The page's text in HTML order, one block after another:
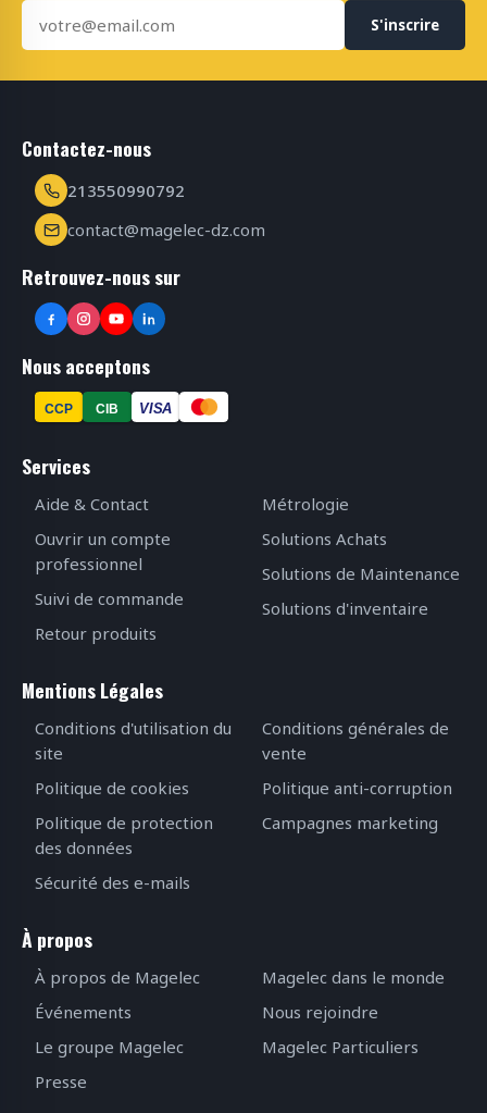
S'inscrire
Contactez-nous
213550990792
contact@magelec-dz.com
Retrouvez-nous sur
Nous acceptons
CCP CIB VISA
Services
Aide & Contact
Ouvrir un compte
professionnel
Suivi de commande
Retour produits
Métrologie
Solutions Achats
Solutions de Maintenance
Solutions d'inventaire
Mentions Légales
Conditions d'utilisation du
site
Politique de cookies
Politique de protection
des données
Sécurité des e-mails
Conditions générales de
vente
Politique anti-corruption
Campagnes marketing
À propos
À propos de Magelec
Événements
Le groupe Magelec
Presse
Magelec dans le monde
Nous rejoindre
Magelec Particuliers